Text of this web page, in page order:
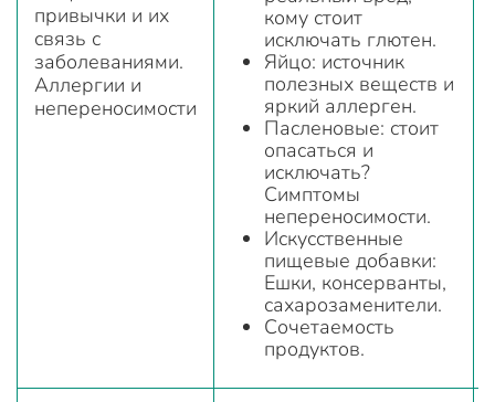
привычки и их
связь с
заболеваниями.
Аллергии и
непереносимости
кому стоит
исключать глютен.
Яйцо: источник
полезных веществ и
яркий аллерген.
Пасленовые: стоит
опасаться и
исключать?
Симптомы
непереносимости.
Искусственные
пищевые добавки:
Ешки, консерванты,
сахарозаменители.
Сочетаемость
продуктов.